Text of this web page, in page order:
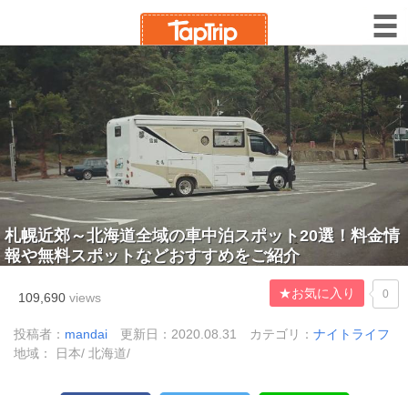
札幌近郊～北海道全域の車中泊スポット20選！料金情
報や無料スポットなどおすすめをご紹介
109,690 views ★お気に入り 0
投稿者： mandai 更新日：2020.08.31 カテゴリ： ナイトライフ
地域： 日本/ 北海道/